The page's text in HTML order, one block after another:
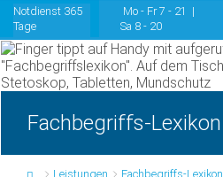
Mo - Fr 7 - 21 |
Sa 8 - 20
Notdienst 365
Tage
Fachbegriffs-Lexikon
Leistungen Fachbegriffs-Lexikon